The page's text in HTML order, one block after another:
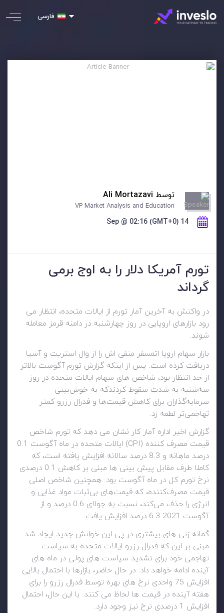
فارسی
توسط Ali Mortazavi
VP Market Analysis and Education
14 Sep @ 02:16 (GMT+0)
تورم آمریکا دلار را به اوج برمی
گرداند
در واکنش به آخرین آمار تورم از ایالات متحده، انتظار می
رود بازارهای اروپایی در روز چهارشنبه در دامنه قرمز معامله
شوند.
بازار سهام اروپا اتمسفر منفی اش را از وال استریت و آسیا
دریافت کرده است. پس از اینکه گزارش تورم آگوست بالاتر
از حد انتظار بود، شاخص های سهام ایالات متحده در روز
سه‌شنبه به شدت سقوط کردندکه به خوش‌بینی
سرمایه‌گذاران برای کاهش قیمت‌ها و فدرال رزرو کمتر
تهاجمی‌تر لطمه زد.
گزارش اخیر اداره آمار کار نشان می دهد که تورم شاخص
قیمت مصرف کننده (CPI) ایالات متحده در ماه آگوست 0.1
درصد ماهانه و 8.3 درصد سالانه افزایش یافته است، که
کاملا طرف مقابل پیش بینی ها مبنی بر کاهش 0.1 درصدی
نرخ تورم کل در ماه آگوست بود. همچنین شاخص اصلی
قیمت مصرف‌کننده، که قیمت‌های بی‌ثبات مواد غذایی و
انرژی را حذف می‌کند، نسبت به جولای 0.6 درصد و از
آگوست 2021 6.3 درصد افزایش یافت.
گمانه زنی های بیشتری در پی این خوانش جدید ایجاد شد
مبنی بر این که فدرال رزرو ایالات متحده به سیاست
تهاجمی خود برای تشدید سیاست های پولی در ماه های
آینده ادامه خواهد داد. در حال حاضر، بازارها با احتمال بالایی
افزایش 75 واحدی نرخ های بهره توسط فدرال رزرو را برای
هفته آینده در قیمت ها لحاظ می کنند. با این حال، احتمال
افزایش 1 درصدی نرخ نیز وجود دارد.